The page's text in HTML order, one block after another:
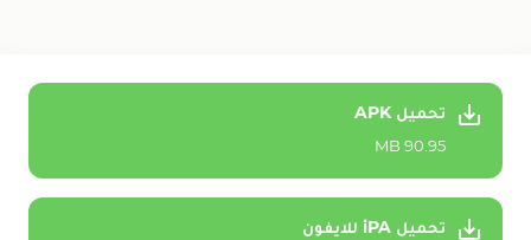
تحميل APK
90.95 MB
تحميل iPA للايفون